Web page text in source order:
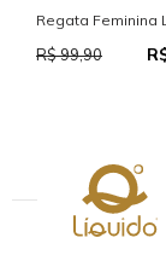
Regata Feminina
R$ 99,90